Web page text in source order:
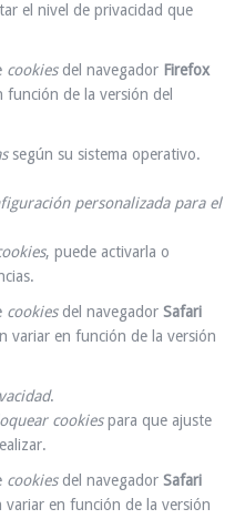
el nivel de privacidad que
cookiesdel navegador Firefox
función de la versión del
según su sistema operativo.
personalizada para el
, puede activarla o
cookiesdel navegador Safari
variar en función de la versión
.
cookiespara que ajuste
cookiesdel navegador Safari
variar en función de la versión